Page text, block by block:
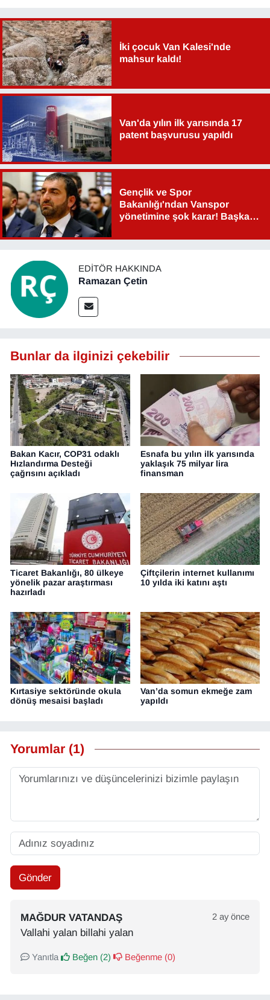
İki çocuk Van Kalesi'nde
mahsur kaldı!
Van'da yılın ilk yarısında 17
patent başvurusu yapıldı
Gençlik ve Spor
Bakanlığı'ndan Vanspor
yönetimine şok karar! Başkan
EDITÖR HAKKINDA
Ramazan Çetin
Bunlar da ilginizi çekebilir
Bakan Kacır, COP31 odaklı
Hızlandırma Desteği
çağrısını açıkladı
Esnafa bu yılın ilk yarısında
yaklaşık 75 milyar lira
finansman
Ticaret Bakanlığı, 80 ülkeye
yönelik pazar araştırması
hazırladı
Çiftçilerin internet kullanımı
10 yılda iki katını aştı
Kırtasiye sektöründe okula
dönüş mesaisi başladı
Van’da somun ekmeğe zam
yapıldı
Yorumlar (1)
Gönder
MAĞDUR VATANDAŞ 2 ay önce
Vallahi yalan billahi yalan
Yanıtla Beğen (2) Beğenme (0)